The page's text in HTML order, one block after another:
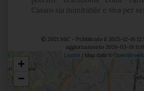
Casaro sia inimitabile e viva per
© 2021 MiC - Pubblicato il 2025-12-16
aggiornamento 2026-03-19
Posizione
+
−
Leaflet | Map data ©